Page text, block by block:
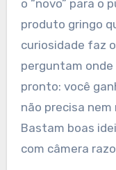
o “novo” para o
produto gringo
curiosidade faz
perguntam onde
pronto: você
não precisa
Bastam boas
com câmera